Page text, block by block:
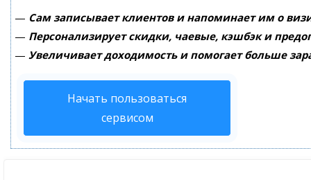
— Сам записывает клиентов и напоминает им о
— Персонализирует скидки, чаевые, кэшбэк и
— Увеличивает доходимость и помогает больше
Начать пользоваться
сервисом